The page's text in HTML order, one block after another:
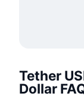
Tether
Dollar